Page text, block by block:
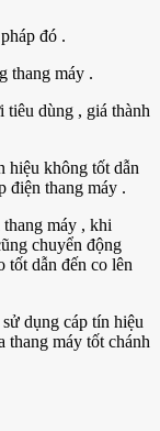
đó .
thang máy .
dùng , giá thành
hiệu không tốt dẫn
điện thang máy .
máy , khi
chuyển động
tốt dẫn đến co lên
dụng cáp tín hiệu
thang máy tốt chánh